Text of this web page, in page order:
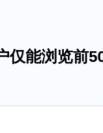
仅能浏览前